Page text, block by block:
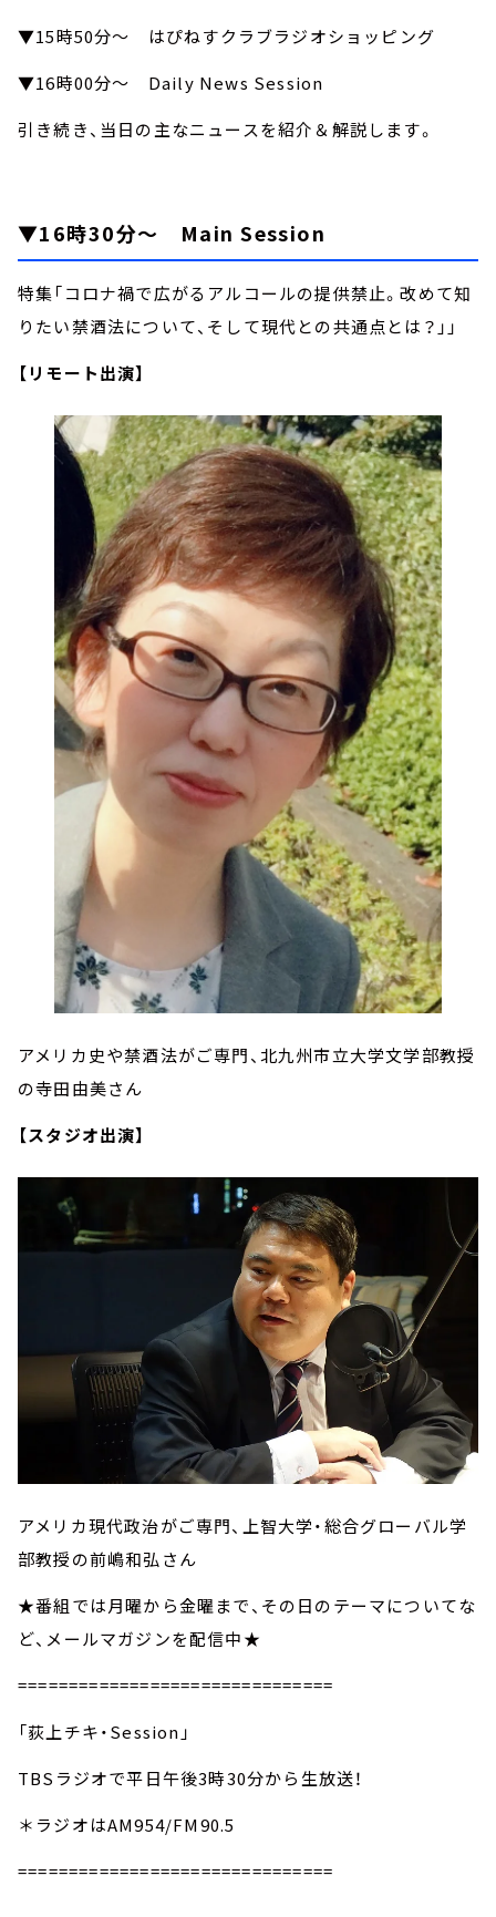
▼15時50分～ はぴねすクラブラジオショッピング
▼16時00分～ Daily News Session
引き続き、当日の主なニュースを紹介＆解説します。
▼16時30分～ Main Session
特集「コロナ禍で広がるアルコールの提供禁止。改めて知
りたい禁酒法について、そして現代との共通点とは？」」
【リモート出演】
アメリカ史や禁酒法がご専門、北九州市立大学文学部教授
の寺田由美さん
【スタジオ出演】
アメリカ現代政治がご専門、上智大学・総合グローバル学
部教授の前嶋和弘さん
★番組では月曜から金曜まで、その日のテーマについてな
ど、メールマガジンを配信中★
===============================
「荻上チキ・Session」
TBSラジオで平日午後3時30分から生放送！
＊ラジオはAM954/FM90.5
===============================